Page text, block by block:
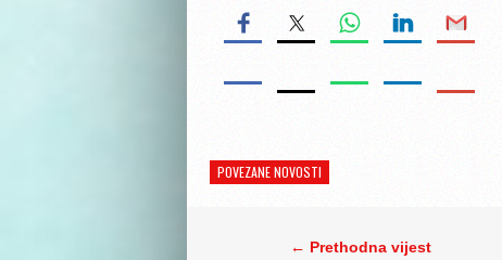
POVEZANE NOVOSTI
← Prethodna vijest